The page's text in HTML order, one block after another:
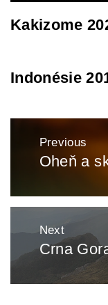
Kakizome
Indonésie
navigation
Previous
Previous
Oheň a
Next
Next
Crna